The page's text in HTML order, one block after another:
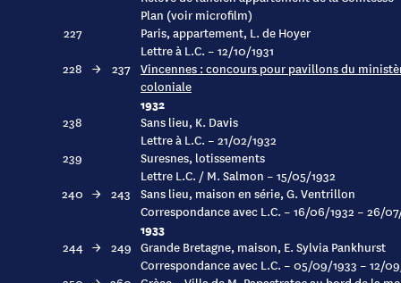
Plan (voir microfilm)
227
Paris, appartement, L. de Hoyer
Lettre à L.C. – 12/10/1931
228 → 237 Vincennes : concours pour pavillons du
coloniale
1932
238
Sans lieu, K. Davis
Lettre à L.C. – 21/02/1932
239
Suresnes, lotissements
Lettre L.C. / M. Salmon – 15/05/1932
240 → 243 Sans lieu, maison en série, G. Ventrillon
Correspondance avec L.C. – 16/06/1932 – 26/
1933
244 → 249 Grande Bretagne, maison, E. Sylvia Pankhurst
Correspondance avec L.C. – 05/09/1933 – 12/